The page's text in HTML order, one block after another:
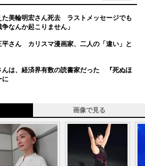
た美輪明宏さん死去 ラストメッセージでも
なんか起こりません」
平さん カリスマ漫画家、二人の「違い」と
んは、経済界有数の読書家だった 『死ぬほ
に
画像で見る